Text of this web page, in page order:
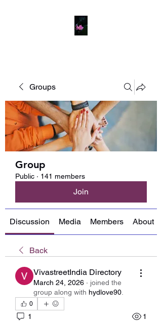
Groups
Group
Public · 141 members
Join
Discussion Media Members About
Back
VivastreetIndia Directory
March 24, 2026 · joined the
group along with hydlove90
0
1 1